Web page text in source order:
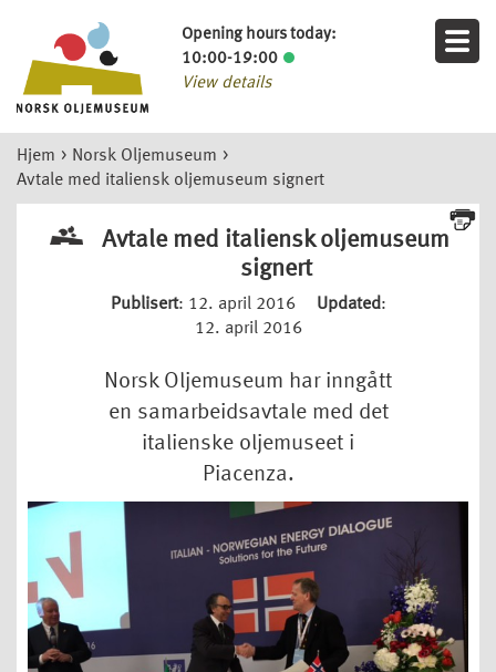
Opening hours today:
10:00-19:00
View details
Hjem > Norsk Oljemuseum >
Avtale med italiensk oljemuseum signert
Avtale med italiensk oljemuseum
signert
Publisert: 12. april 2016 Updated:
12. april 2016
Norsk Oljemuseum har inngått
en samarbeidsavtale med det
italienske oljemuseet i
Piacenza.